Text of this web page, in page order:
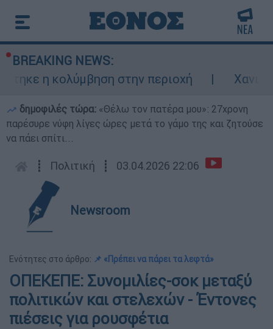
BREAKING NEWS:
η κολύμβηση στην περιοχή
Χανιά:
δημοφιλές τώρα: «Θέλω τον πατέρα μου»: 27χρονη
παρέσυρε νύφη λίγες ώρες μετά το γάμο της και ζητούσε
να πάει σπίτι...
┋ Πολιτική ┋ 03.04.2026 22:06
Newsroom
Ενότητες στο άρθρο: 📌 «Πρέπει να πάρει τα λεφτά»
ΟΠΕΚΕΠΕ: Συνομιλίες-σοκ μεταξύ
πολιτικών και στελεχών - Έντονες
πιέσεις για ρουσφέτια